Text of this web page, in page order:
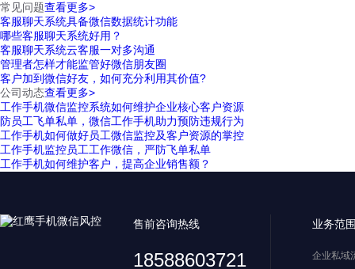
常见问题查看更多>
客服聊天系统具备微信数据统计功能
哪些客服聊天系统好用？
客服聊天系统云客服一对多沟通
管理者怎样才能监管好微信朋友圈
客户加到微信好友，如何充分利用其价值?
公司动态查看更多>
工作手机微信监控系统如何维护企业核心客户资源
防员工飞单私单，微信工作手机助力预防违规行为
工作手机如何做好员工微信监控及客户资源的掌控
工作手机监控员工工作微信，严防飞单私单
工作手机如何维护客户，提高企业销售额？
售前咨询热线
18588603721
业务范
企业私域